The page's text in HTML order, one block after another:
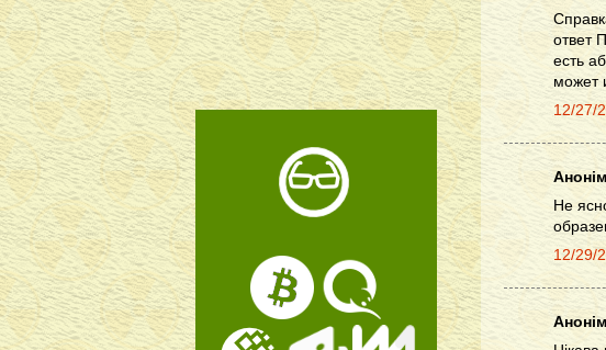
ответ
есть
может
12/27/
Не
12/29/